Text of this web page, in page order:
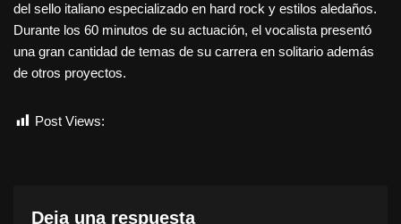
del sello italiano especializado en hard rock y estilos aledaños.
Durante los 60 minutos de su actuación, el vocalista presentó
una gran cantidad de temas de su carrera en solitario además
de otros proyectos.
Post Views:
Deja una respuesta